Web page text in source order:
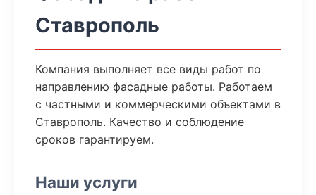
Ставрополь
Компания выполняет все виды работ по
направлению фасадные работы. Работаем
с частными и коммерческими объектами в
Ставрополь. Качество и соблюдение
сроков гарантируем.
Наши услуги